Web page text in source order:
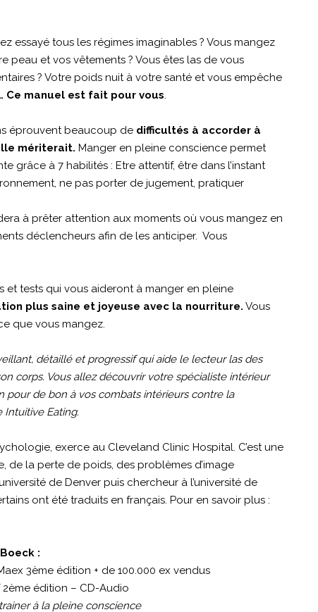
essayé tous les régimes imaginables ? Vous mangez
peau et vos vêtements ? Vous êtes las de vous
? Votre poids nuit à votre santé et vous empêche
Ce manuel est fait pour vous.
éprouvent beaucoup de difficultés à accorder à
mériterait. Manger en pleine conscience permet
grâce à 7 habilités : Etre attentif, être dans l’instant
ne pas porter de jugement, pratiquer
à prêter attention aux moments où vous mangez en
déclencheurs afin de les anticiper. Vous
et tests qui vous aideront à manger en pleine
plus saine et joyeuse avec la nourriture. Vous
que vous mangez.
détaillé et progressif qui aide le lecteur las des
corps. Vous allez découvrir votre spécialiste intérieur
de bon à vos combats intérieurs contre la
Eating.
exerce au Cleveland Clinic Hospital. C’est une
la perte de poids, des problèmes d’image
de Denver puis chercheur à l’université de
ont été traduits en français. Pour en savoir plus :
:
3ème édition + de 100.000 ex vendus
édition – CD-Audio
à la pleine conscience